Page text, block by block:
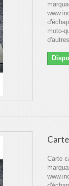
moto-
Carte